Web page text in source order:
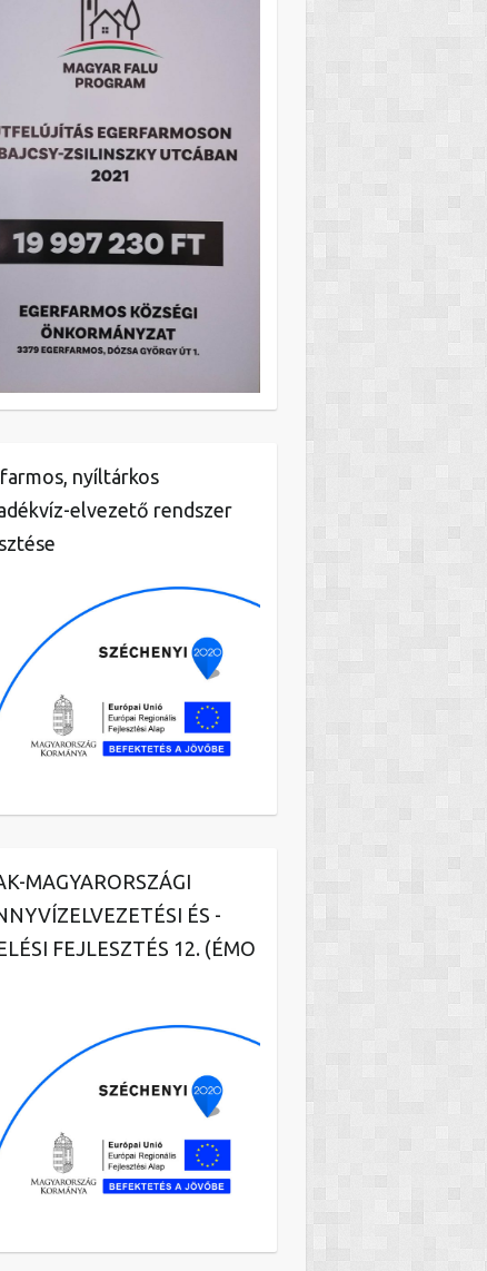
nyíltárkos
elvezető rendszer
MAGYARORSZÁGI
ÉS -
FEJLESZTÉS 12. (ÉMO